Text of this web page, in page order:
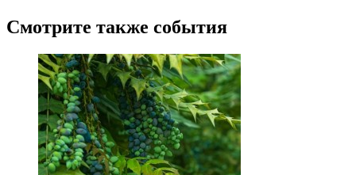
Смотрите также события